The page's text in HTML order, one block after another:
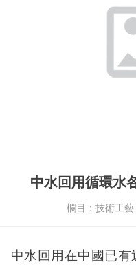
中水回用循環水
欄目：技術工藝
中水回用在中國已有